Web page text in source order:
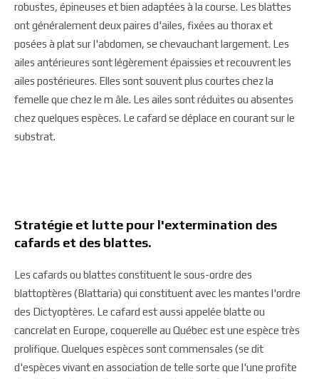
robustes, épineuses et bien adaptées à la course. Les blattes
ont généralement deux paires d'ailes, fixées au thorax et
posées à plat sur l'abdomen, se chevauchant largement. Les
ailes antérieures sont légèrement épaissies et recouvrent les
ailes postérieures. Elles sont souvent plus courtes chez la
femelle que chez le m âle. Les ailes sont réduites ou absentes
chez quelques espèces. Le cafard se déplace en courant sur le
substrat.
Stratégie et lutte pour l'extermination des
cafards et des blattes.
Les cafards ou blattes constituent le sous-ordre des
blattoptères (Blattaria) qui constituent avec les mantes l'ordre
des Dictyoptères. Le cafard est aussi appelée blatte ou
cancrelat en Europe, coquerelle au Québec est une espèce très
prolifique. Quelques espèces sont commensales (se dit
d'espèces vivant en association de telle sorte que l'une profite